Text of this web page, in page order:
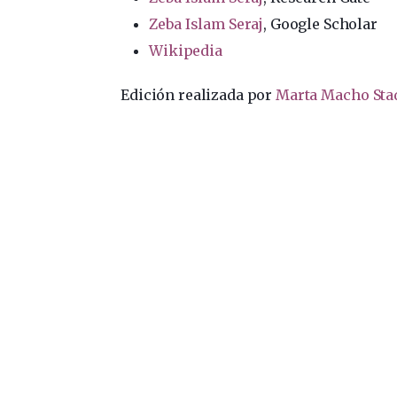
Zeba Islam Seraj, Google Scholar
Wikipedia
Edición realizada por Marta Macho